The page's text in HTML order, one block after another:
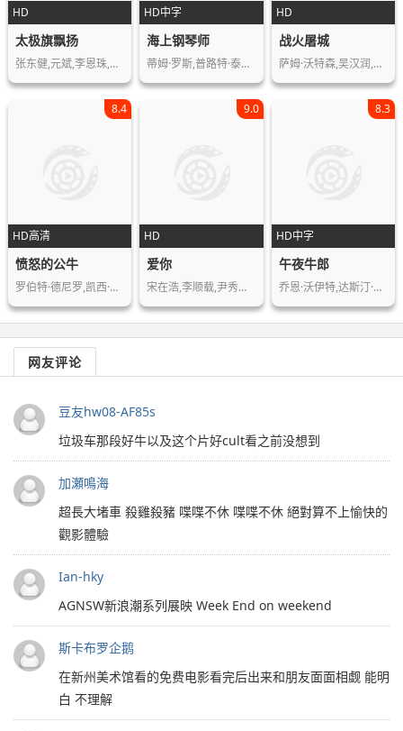
HD
太极旗飘扬
张东健,元斌,李恩珠,孔炯轸,崔岷植,郑…
HD中字
海上钢琴师
蒂姆·罗斯,普路特·泰勒·文斯,比尔·…
HD
战火屠城
萨姆·沃特森,吴汉润,约翰·马尔科维奇…
HD高清
8.4
愤怒的公牛
罗伯特·德尼罗,凯西·莫拉蒂,乔·佩西…
HD
9.0
爱你
宋在浩,李顺载,尹秀晶,金秀美,宋智孝,…
HD中字
8.3
午夜牛郎
乔恩·沃伊特,达斯汀·霍夫曼,西尔维娅…
网友评论
豆友hw08-AF85s
垃圾车那段好牛以及这个片好cult看之前没想到
加瀬鳴海
超長大堵車 殺雞殺豬 喋喋不休 喋喋不休 絕對算不上愉快的
觀影體驗
Ian-hky
AGNSW新浪潮系列展映 Week End on weekend
斯卡布罗企鹅
在新州美术馆看的免费电影看完后出来和朋友面面相觑 能明
白 不理解